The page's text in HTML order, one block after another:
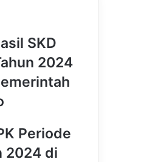
SKD
2024
Periode
2024 di